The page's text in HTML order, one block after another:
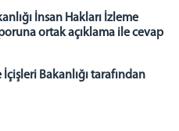
İnsan Hakları İzleme
ortak açıklama ile cevap
Bakanlığı tarafından